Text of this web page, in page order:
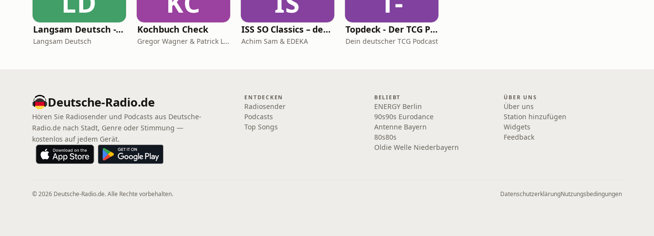
Langsam Deutsch - Deutsch lernen
Langsam Deutsch
Kochbuch Check
Gregor Wagner & Patrick Linke
ISS SO Classics – der Ernährungspodcast mit Achim Sam (Wiederholungen)
Achim Sam & EDEKA
Topdeck - Der TCG Podcast
Dein deutscher TCG Podcast
Deutsche-Radio.de
Hören Sie Radiosender und Podcasts aus Deutsche-
Radio.de nach Stadt, Genre oder Stimmung —
kostenlos auf jedem Gerät.
ENTDECKEN
Radiosender
Podcasts
Top Songs
BELIEBT
ENERGY Berlin
90s90s Eurodance
Antenne Bayern
80s80s
Oldie Welle Niederbayern
ÜBER UNS
Über uns
Station hinzufügen
Widgets
Feedback
© 2026 Deutsche-Radio.de. Alle Rechte vorbehalten. DatenschutzerklärungNutzungsbedingungen